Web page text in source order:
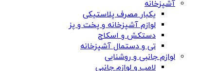
آشپزخانه
یکبار مصرف پلاستیکی
لوازم آشپزخانه و پخت و پز
دستکش و اسکاج
تی و دستمال آشپزخانه
لوازم جانبی و روشنایی
لامپ و لوازم جانبی